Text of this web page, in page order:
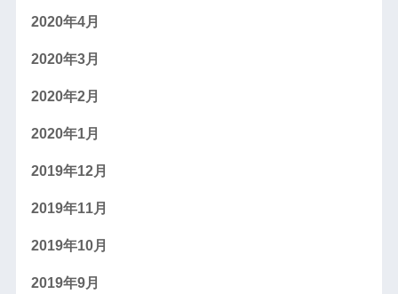
2020年4月
2020年3月
2020年2月
2020年1月
2019年12月
2019年11月
2019年10月
2019年9月